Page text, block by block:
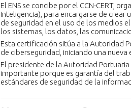
El ENS se concibe por el CCN-CERT,
Inteligencia), para encargarse de
de seguridad en el uso de los medios
los sistemas, los datos, las
Esta certificación sitúa a la Autoridad
de ciberseguridad, iniciando una nueva
El presidente de la Autoridad
importante porque es garantía del
estándares de seguridad de la